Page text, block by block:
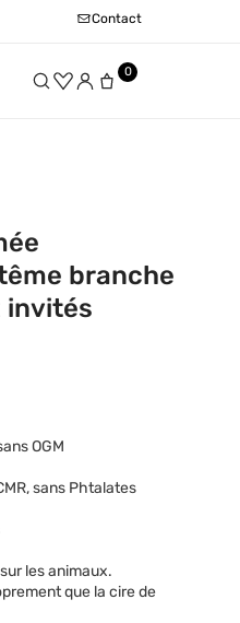
Contact
0
branche
invités
OGM
sans Phtalates
les animaux.
que la cire de